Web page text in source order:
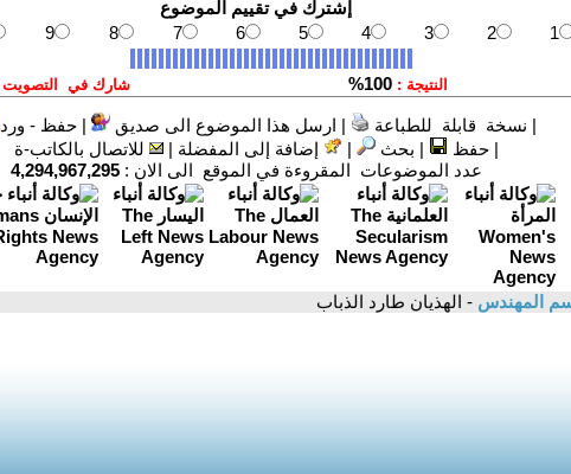
| نسخة قابلة للطباعة | ارسل هذا الموضوع الى صديق |حفظ - ورد
|حفظ | بحث | إضافة إلى المفضلة |
للاتصال بالكاتب-ة
عدد الموضوعات المقروءة في الموقع الى الان : 4,294,967,295
المهندس - الهذيان طارد الذباب